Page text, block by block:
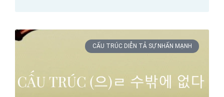
CẤU TRÚC DIỄN TẢ SỰ NHẤN MẠNH